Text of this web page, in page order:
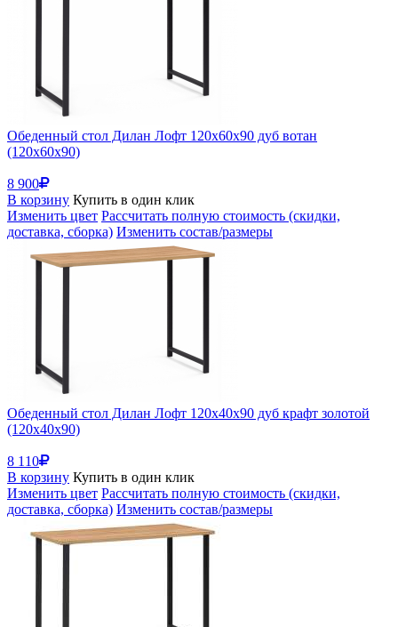
Обеденный стол Дилан Лофт 120х60х90 дуб вотан
(120x60x90)
8 900
В корзину Купить в один клик
Изменить цвет Рассчитать полную стоимость (скидки,
доставка, сборка) Изменить состав/размеры
Обеденный стол Дилан Лофт 120х40х90 дуб крафт золотой
(120x40x90)
8 110
В корзину Купить в один клик
Изменить цвет Рассчитать полную стоимость (скидки,
доставка, сборка) Изменить состав/размеры